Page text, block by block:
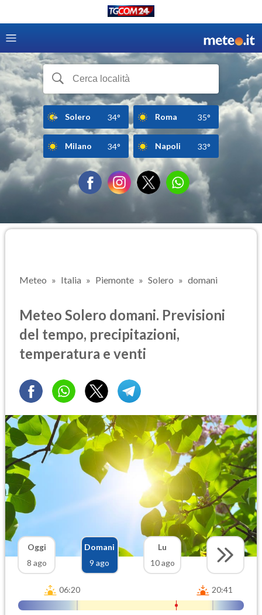
Solero 34° Roma 35°
Milano 34° Napoli 33°
Meteo Italia Piemonte Solero domani
Meteo Solero domani. Previsioni
del tempo, precipitazioni,
temperatura e venti
Oggi
8 ago
Domani
9 ago
Lu
10 ago
06:20 20:41